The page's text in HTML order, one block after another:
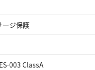
ージ保護
003 ClassA